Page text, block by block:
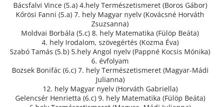
Bácsfalvi Vince (5.a) 4.hely Természetismeret (Boros Gábor)
Kőrösi Fanni (5.a) 7. hely Magyar nyelv (Kovácsné Horváth
Zsuzsanna)
Moldvai Borbála (5.c) 8. hely Matematika (Fülöp Beáta)
4. hely Irodalom, szövegértés (Kozma Éva)
Szabó Tamás (5.b) 5.hely Angol nyelv (Pappné Kocsis Mónika)
6. évfolyam
Bozsek Bonifác (6.c) 7. hely Természetismeret (Magyar-Mádi
Julianna)
12. hely Magyar nyelv (Horváth Gabriella)
Gelencsér Henrietta (6.c) 9. hely Matematika (Fülöp Beáta)